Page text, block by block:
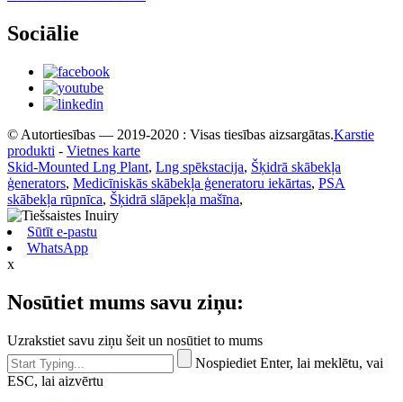
Sociālie
© Autortiesības — 2019-2020 : Visas tiesības aizsargātas.Karstie
produkti - Vietnes karte
Skid-Mounted Lng Plant, Lng spēkstacija, Šķidrā skābekļa
ģenerators, Medicīniskās skābekļa ģeneratoru iekārtas, PSA
skābekļa rūpnīca, Šķidrā slāpekļa mašīna,
Sūtīt e-pastu
WhatsApp
x
Nosūtiet mums savu ziņu:
Uzrakstiet savu ziņu šeit un nosūtiet to mums
Nospiediet Enter, lai meklētu, vai
ESC, lai aizvērtu